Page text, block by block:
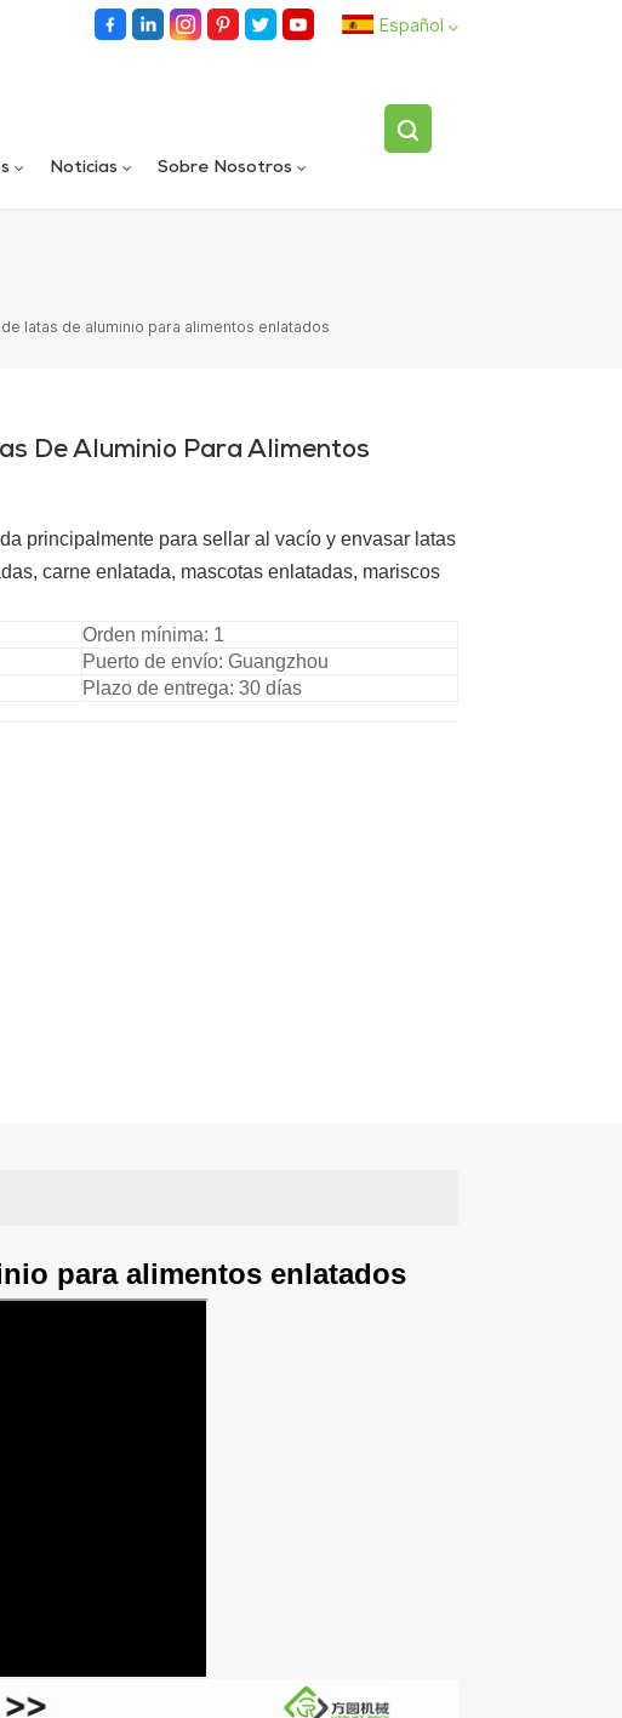
Español
Noticias Sobre Nosotros
latas de aluminio para alimentos enlatados
De Aluminio Para Alimentos
principalmente para sellar al vacío y envasar latas
carne enlatada, mascotas enlatadas, mariscos
Orden mínima: 1
Puerto de envío: Guangzhou
Plazo de entrega: 30 días
para alimentos enlatados